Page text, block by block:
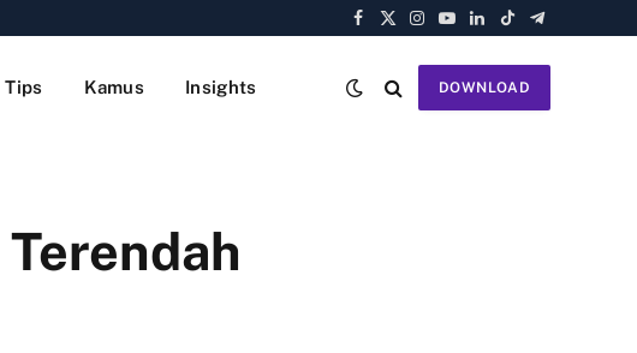
Facebook
X
Instagram
YouTube
LinkedIn
TikTokTelegram
Kamus Insights DOWNLOAD